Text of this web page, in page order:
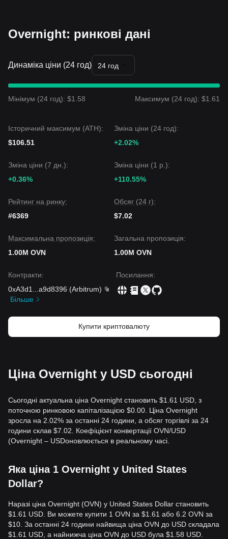
Overnight: ринкові дані
Динаміка ціни (24 год) 24 год
Мінімум (24 год): $1.58 Максимум (24 год): $1.61
Історичний максимум (ATH):
$106.51
Зміна ціни (24 год):
+2.02%
Зміна ціни (7 дн.):
+0.36%
Зміна ціни (1 р.):
+110.55%
Рейтинг на ринку:
#6369
Обсяг (24 г):
$7.02
Максимальна пропозиція:
1.00M OVN
Загальна пропозиція:
1.00M OVN
Контракти:
0xA3d1
a9d8396 (Arbitrum)
Більше
Посилання:
Купити криптовалюту
Ціна Overnight у USD сьогодні
Сьогодні актуальна ціна Overnight становить $1.61 USD, з
поточною ринковою капіталізацією $0.00. Ціна Overnight
зросла на 2.02% за останні 24 години, а обсяг торгівлі за 24
години склав $7.02. Коефіцієнт конвертації OVN/USD
(Overnight – USDоновлюється в реальному часі.
Яка ціна 1 Overnight у United States
Dollar?
Наразі ціна Overnight (OVN) у United States Dollar становить
$1.61 USD. Ви можете купити 1 OVN за $1.61 або 6.2 OVN за
$10. За останні 24 години найвища ціна OVN до USD складала
$1.61 USD, а найнижча ціна OVN до USD була $1.58 USD.